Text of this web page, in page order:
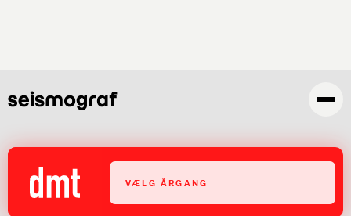
VÆLG ÅRGANG